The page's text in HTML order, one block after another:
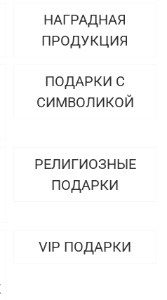
НАГРАДНАЯ
ПРОДУКЦИЯ
ПОДАРКИ С
СИМВОЛИКОЙ
РЕЛИГИОЗНЫЕ
ПОДАРКИ
VIP ПОДАРКИ